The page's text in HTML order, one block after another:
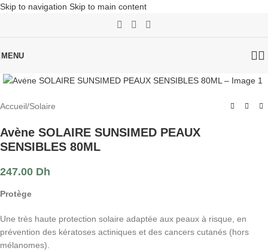
Skip to navigation Skip to main content
MENU
Accueil/Solaire
Avène SOLAIRE SUNSIMED PEAUX
SENSIBLES 80ML
247.00 Dh
Protège
Une très haute protection solaire adaptée aux peaux à risque, en
prévention des kératoses actiniques et des cancers cutanés (hors
mélanomes).